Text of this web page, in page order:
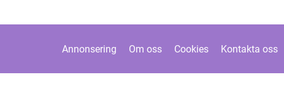
Annonsering Om oss Cookies Kontakta oss